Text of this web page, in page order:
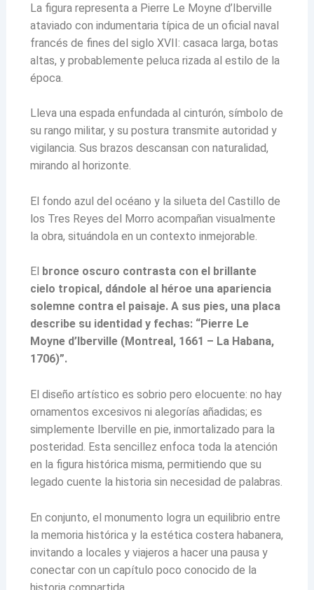
La figura representa a Pierre Le Moyne d’Iberville
ataviado con indumentaria típica de un oficial naval
francés de fines del siglo XVII: casaca larga, botas
altas, y probablemente peluca rizada al estilo de la
época.
Lleva una espada enfundada al cinturón, símbolo de
su rango militar, y su postura transmite autoridad y
vigilancia. Sus brazos descansan con naturalidad,
mirando al horizonte.
El fondo azul del océano y la silueta del Castillo de
los Tres Reyes del Morro acompañan visualmente
la obra, situándola en un contexto inmejorable.
El bronce oscuro contrasta con el brillante
cielo tropical, dándole al héroe una apariencia
solemne contra el paisaje. A sus pies, una placa
describe su identidad y fechas: “Pierre Le
Moyne d’Iberville (Montreal, 1661 – La Habana,
1706)”.
El diseño artístico es sobrio pero elocuente: no hay
ornamentos excesivos ni alegorías añadidas; es
simplemente Iberville en pie, inmortalizado para la
posteridad. Esta sencillez enfoca toda la atención
en la figura histórica misma, permitiendo que su
legado cuente la historia sin necesidad de palabras.
En conjunto, el monumento logra un equilibrio entre
la memoria histórica y la estética costera habanera,
invitando a locales y viajeros a hacer una pausa y
conectar con un capítulo poco conocido de la
historia compartida.